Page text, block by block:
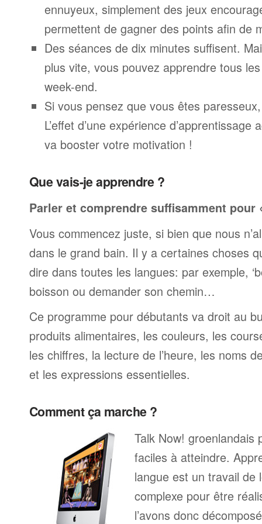
ennuyeux, simplement des jeux
permettent de gagner des points afin de
Des séances de dix minutes suffisent.
plus vite, vous pouvez apprendre tous
week-end.
Si vous pensez que vous êtes
L’effet d’une expérience
va booster votre motivation !
Que vais-je apprendre ?
Parler et comprendre suffisamment pour
Vous commencez juste, si bien que nous
dans le grand bain. Il y a certaines choses
dire dans toutes les langues: par exemple,
boisson ou demander son chemin…
Ce programme pour débutants va droit au
produits alimentaires, les couleurs, les
les chiffres, la lecture de l’heure, les noms
et les expressions essentielles.
Comment ça marche ?
Talk Now! groenlandais
faciles à atteindre.
langue est un travail de
complexe pour être
l’avons donc